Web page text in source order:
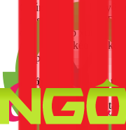
Chúng tôi luôn khuyến
riêng cho máy giặt.
đảm bảo tiếp xúc tốt.
chia, ổ cắm kéo dài
chập cháy.
Bước 5: Vận hành
Công việc chỉ hoàn tất
thuật viên sẽ khởi động